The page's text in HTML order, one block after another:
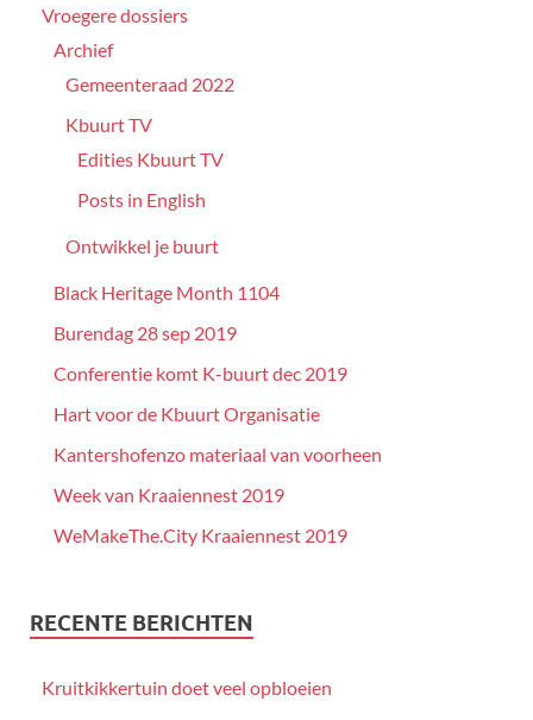
Vroegere dossiers
Archief
Gemeenteraad 2022
Kbuurt TV
Edities Kbuurt TV
Posts in English
Ontwikkel je buurt
Black Heritage Month 1104
Burendag 28 sep 2019
Conferentie komt K-buurt dec 2019
Hart voor de Kbuurt Organisatie
Kantershofenzo materiaal van voorheen
Week van Kraaiennest 2019
WeMakeThe.City Kraaiennest 2019
RECENTE BERICHTEN
Kruitkikkertuin doet veel opbloeien